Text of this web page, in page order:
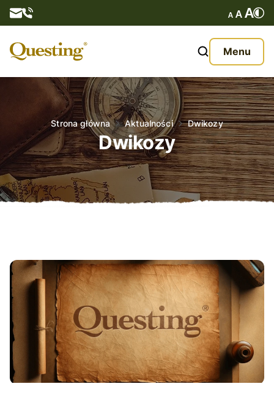
Menu
O nas
Oferta
Aktualności
Kontakt
Strona główna Aktualności Dwikozy
Dwikozy